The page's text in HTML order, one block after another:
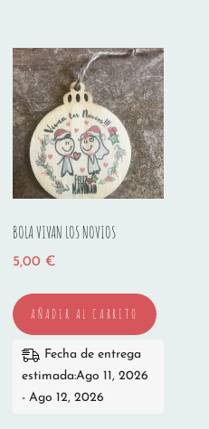
BOLA VIVAN LOS NOVIOS
5,00 €
AÑADIR AL CARRITO
Fecha de entrega
estimada:Ago 11, 2026
- Ago 12, 2026